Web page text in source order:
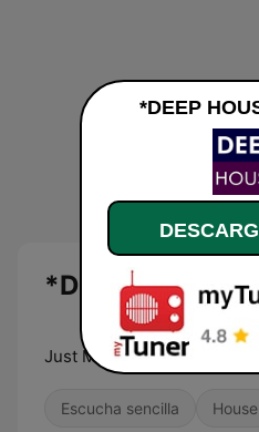
*DEEP HOUSE
Just Music. 24/7
Escucha sencilla House
*DEEP